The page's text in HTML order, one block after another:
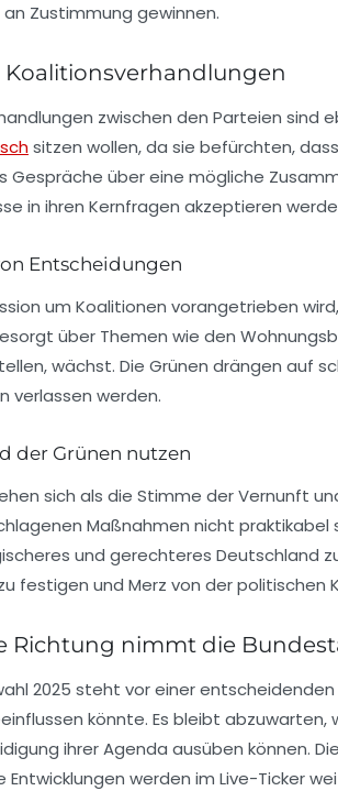
Zustimmung gewinnen.
Koalitionsverhandlungen
zwischen den Parteien sind
sitzen wollen, da sie befürchten,
Gespräche über eine mögliche
in ihren Kernfragen akzeptieren
Entscheidungen
um Koalitionen vorangetrieben
über Themen wie den
wächst. Die Grünen drängen auf
verlassen werden.
der Grünen nutzen
sich als die Stimme der Vernunft
Maßnahmen nicht
und gerechteres Deutschland
festigen und Merz von der politischen
Richtung nimmt die
2025 steht vor einer
könnte. Es bleibt abzuwarten,
ihrer Agenda ausüben können.
Entwicklungen werden im Live-Ticker